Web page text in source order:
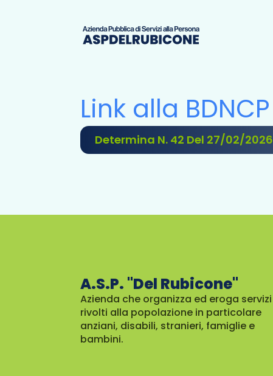
Link alla BDNCP
Determina N. 42 Del 27/02/2026
A.S.P. "Del Rubicone"
Azienda che organizza ed eroga servizi
rivolti alla popolazione in particolare
anziani, disabili, stranieri, famiglie e
bambini.